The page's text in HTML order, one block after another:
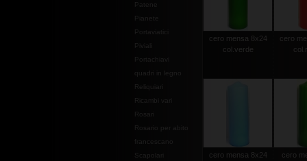
Patene
Pianete
Portaviatici
Piviali
Portachiavi
quadri in legno
Reliquiari
Ricambi vari
Rosari
Rosario per abito
francescano
Scapolari
cero mensa 8x24
col.verde
cero
cero mensa 8x24
cero